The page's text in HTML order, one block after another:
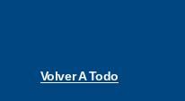
Volver A Todo